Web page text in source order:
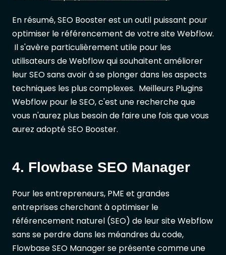
En résumé, SEO Booster est un outil puissant pour
optimiser le référencement de votre site Webflow.
Il s'avère particulièrement utile pour les
utilisateurs de Webflow qui souhaitent améliorer
leur SEO sans avoir à se plonger dans les aspects
techniques les plus complexes. Meilleurs Plugins
Webflow pour le SEO, c'est une recherche que
vous n'aurez plus besoin de faire une fois que vous
aurez adopté SEO Booster.
4. Flowbase SEO Manager
Pour les entrepreneurs, PME et grandes
entreprises cherchant à optimiser le
référencement naturel (SEO) de leur site Webflow
sans se perdre dans les méandres du code,
Flowbase SEO Manager se présente comme une